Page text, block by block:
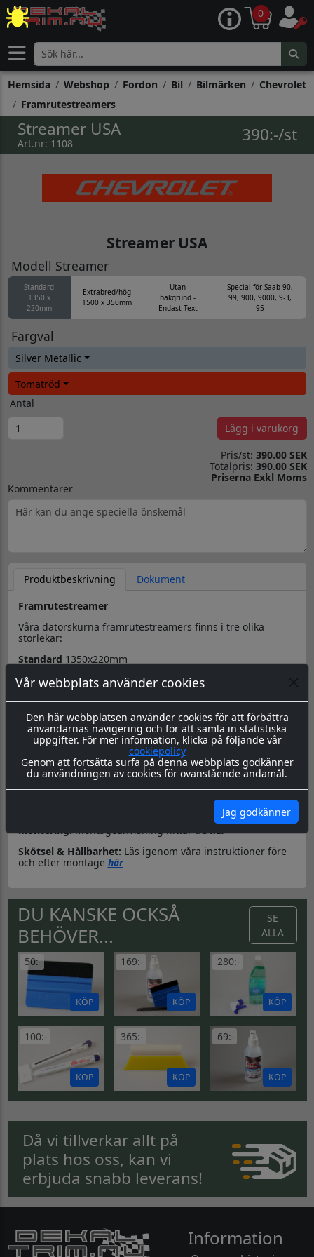
Vår webbplats använder cookies
Den här webbplatsen använder cookies för att förbättra
användarnas navigering och för att samla in statistiska
uppgifter. För mer information, klicka på följande vår
cookiepolicy
Genom att fortsätta surfa på denna webbplats godkänner
du användningen av cookies för ovanstående ändamål.
Jag godkänner
0
Hemsida Webshop Fordon Bil Bilmärken
Chevrolet
Framrutestreamers
Streamer USA
Art.nr: 1108 390:-/st
Streamer USA
Modell Streamer
Standard
1350 x
220mm
Extrabred/hög
1500 x 350mm
Utan
bakgrund -
Endast Text
Special för Saab 90,
99, 900, 9000, 9-3,
95
Färgval
Silver Metallic
Tomatröd
Antal
Lägg i varukorg
Pris/st: 390.00 SEK
Totalpris: 390.00 SEK
Priserna Exkl Moms
Kommentarer
Produktbeskrivning
Dokument
Framrutestreamer
Våra datorskurna framrutestreamers finns i tre olika
storlekar:
Standard 1350x220mm
Extra bred/hög1500x350mm
Saab(90,900,9000,9-3,9-5) 1400x360mm
Bakgrunden är formskuren i bågform iöverkant för enkelt
montage. Höjden på mitten är 150mm, förutom på den
extra breda där höjden på mitten är 210mm.
Texten anpassas efter streamerns mått, max 120mm hög
och/eller max 1120mm bred.
Text och bakgrund skickas separat. Texten monteras på
Skötsel & Hållbarhet: Läs igenom våra instruktioner före
och efter montage här
DU KANSKE OCKSÅ
BEHÖVER...
SE
ALLA
50:-
KÖP
169:-
KÖP
280:-
KÖP
100:-
KÖP
365:-
KÖP
69:-
KÖP
Då vi tillverkar allt på
plats hos oss, kan vi
erbjuda snabb leverans!
Information